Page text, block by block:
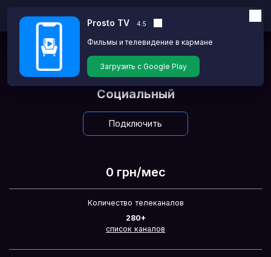
Главная Тарифы
Социальный
Подключить
0 грн/мес
Количество телеканалов
280+
список каналов
Prosto TV 4.5
Фильмы и телевидение в кармане
Загрузить с Google Play